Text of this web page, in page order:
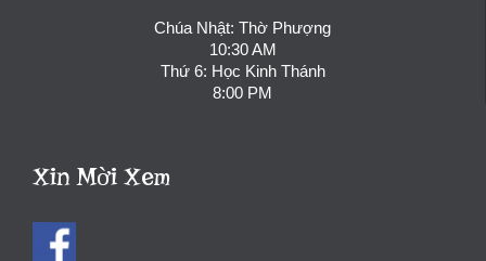
Chúa Nhật: Thờ Phượng
10:30 AM
Thứ 6: Học Kinh Thánh
8:00 PM
Xin Mời Xem